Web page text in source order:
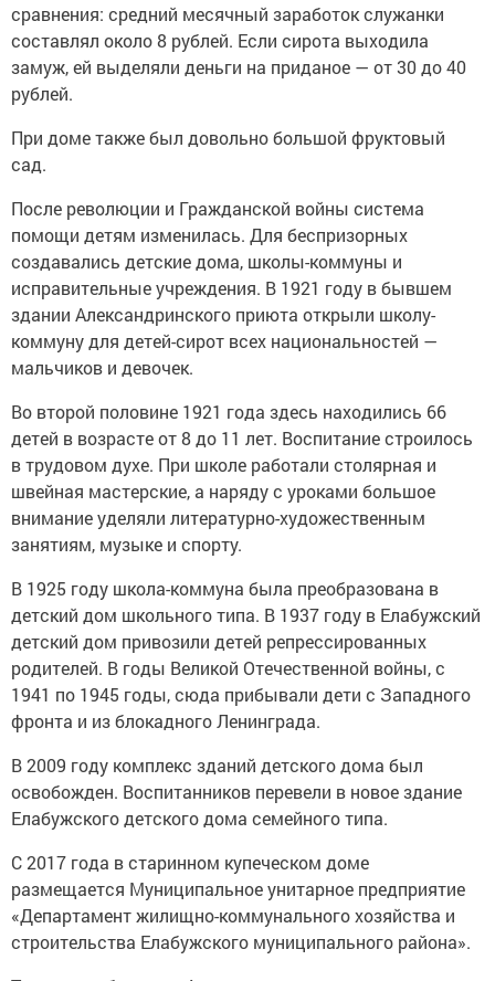
сравнения: средний месячный заработок служанки
составлял около 8 рублей. Если сирота выходила
замуж, ей выделяли деньги на приданое — от 30 до 40
рублей.
При доме также был довольно большой фруктовый
сад.
После революции и Гражданской войны система
помощи детям изменилась. Для беспризорных
создавались детские дома, школы-коммуны и
исправительные учреждения. В 1921 году в бывшем
здании Александринского приюта открыли школу-
коммуну для детей-сирот всех национальностей —
мальчиков и девочек.
Во второй половине 1921 года здесь находились 66
детей в возрасте от 8 до 11 лет. Воспитание строилось
в трудовом духе. При школе работали столярная и
швейная мастерские, а наряду с уроками большое
внимание уделяли литературно-художественным
занятиям, музыке и спорту.
В 1925 году школа-коммуна была преобразована в
детский дом школьного типа. В 1937 году в Елабужский
детский дом привозили детей репрессированных
родителей. В годы Великой Отечественной войны, с
1941 по 1945 годы, сюда прибывали дети с Западного
фронта и из блокадного Ленинграда.
В 2009 году комплекс зданий детского дома был
освобожден. Воспитанников перевели в новое здание
Елабужского детского дома семейного типа.
С 2017 года в старинном купеческом доме
размещается Муниципальное унитарное предприятие
«Департамент жилищно-коммунального хозяйства и
строительства Елабужского муниципального района».